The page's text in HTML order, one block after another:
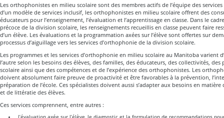
Les orthophonistes en milieu scolaire sont des membres actifs de l’équipe des
d’un modèle de services inclusif, les orthophonistes en milieu scolaire offrent des
éducateurs pour l’enseignement, l’évaluation et l’apprentissage en classe. Dans le
précoce de la division scolaire, les renseignements recueillis en classe peuvent faire
d’un élève. Les évaluations et la programmation axées sur l’élève sont offertes sur
processus d’aiguillage vers les services d’orthophonie de la division scolaire.
Les programmes et les services d’orthophonie en milieu scolaire au Manitoba varient
l’autre selon les besoins des élèves, des familles, des éducateurs, des collectivités,
scolaire ainsi que des compétences et de l’expérience des orthophonistes. Les
doivent absolument faire preuve de proactivité et être favorables à la prévention,
préparation de l’école. Ces spécialistes doivent aussi s’adapter aux besoins en matière
et de littératie des élèves.
Ces services comprennent, entre autres :
l’évaluation axée sur l’élève, le diagnostic et la formulation de recommandations